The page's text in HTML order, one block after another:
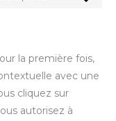
la première fois,
avec une
cliquez sur
autorisez à